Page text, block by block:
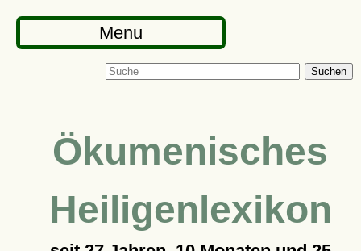
Menu
Suchen
Ökumenisches
Heiligenlexikon